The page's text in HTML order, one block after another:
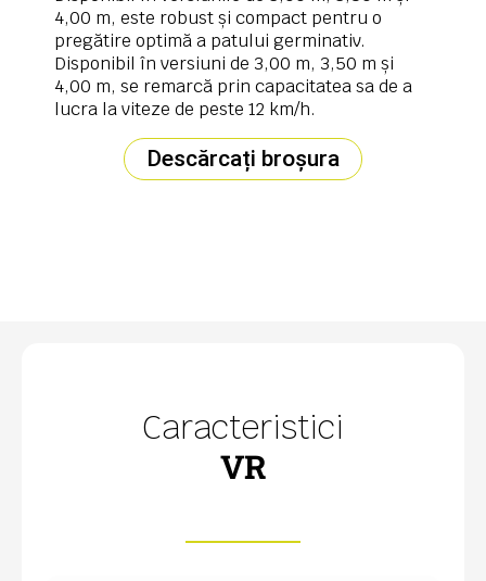
4,00 m, este robust și compact pentru o
pregătire optimă a patului germinativ.
Disponibil în versiuni de 3,00 m, 3,50 m și
4,00 m, se remarcă prin capacitatea sa de a
lucra la viteze de peste 12 km/h.
Descărcați broșura
Caracteristici
VR